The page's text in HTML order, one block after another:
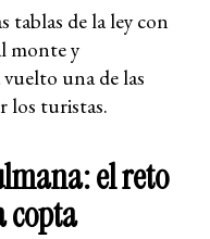
tablas de la ley con
monte y
una de las
los turistas.
el reto
copta